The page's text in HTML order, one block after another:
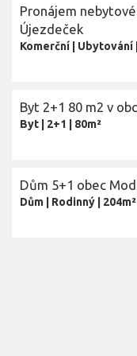
Pronájem
Újezdeček
Komerční Ubytování
Byt 2+1 80 m2 v
Byt 2+1 80m²
Dům 5+1 obec
Dům Rodinný 204m²